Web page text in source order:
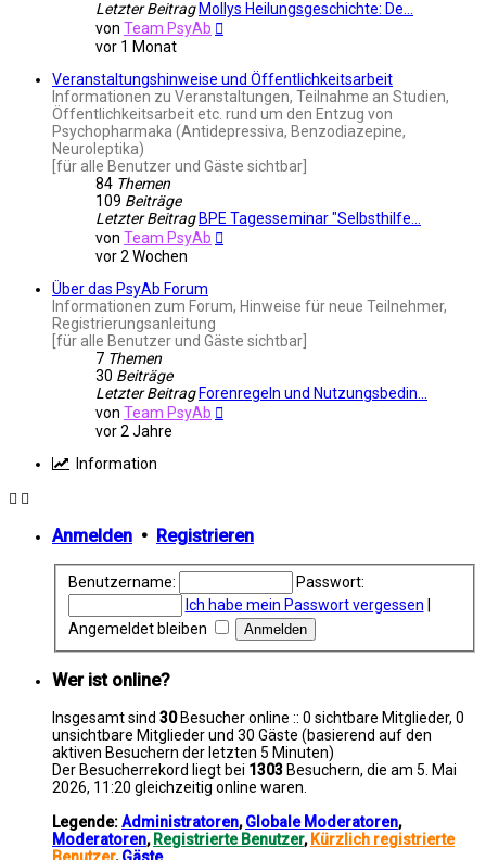
Letzter Beitrag Mollys Heilungsgeschichte: De…
von Team PsyAb
vor 1 Monat
Veranstaltungshinweise und Öffentlichkeitsarbeit
Informationen zu Veranstaltungen, Teilnahme an Studien,
Öffentlichkeitsarbeit etc. rund um den Entzug von
Psychopharmaka (Antidepressiva, Benzodiazepine,
Neuroleptika)
[für alle Benutzer und Gäste sichtbar]
84 Themen
109 Beiträge
Letzter Beitrag BPE Tagesseminar "Selbsthilfe…
von Team PsyAb
vor 2 Wochen
Über das PsyAb Forum
Informationen zum Forum, Hinweise für neue Teilnehmer,
Registrierungsanleitung
[für alle Benutzer und Gäste sichtbar]
7 Themen
30 Beiträge
Letzter Beitrag Forenregeln und Nutzungsbedin…
von Team PsyAb
vor 2 Jahre
Information
Anmelden • Registrieren
Benutzername:
Passwort:
Ich habe mein Passwort vergessen
Angemeldet bleiben
Wer ist online?
Insgesamt sind 30Besucher online :: 0 sichtbare Mitglieder, 0
unsichtbare Mitglieder und 30 Gäste (basierend auf den
aktiven Besuchern der letzten 5 Minuten)
Der Besucherrekord liegt bei 1303 Besuchern, die am 5. Mai
2026, 11:20 gleichzeitig online waren.
Legende:Administratoren,Globale Moderatoren,
Moderatoren, Registrierte Benutzer, Kürzlich registrierte
Benutzer,Gäste